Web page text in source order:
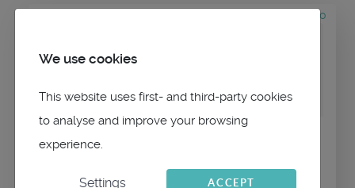
#2860
on topicErreur tableau de marche mode
réel TWD - TWA CTW
C'est vert donc tribord amure donc c'est
We use cookies
This website uses first- and third-party cookies
to analyse and improve your browsing
experience.
Settings ACCEPT